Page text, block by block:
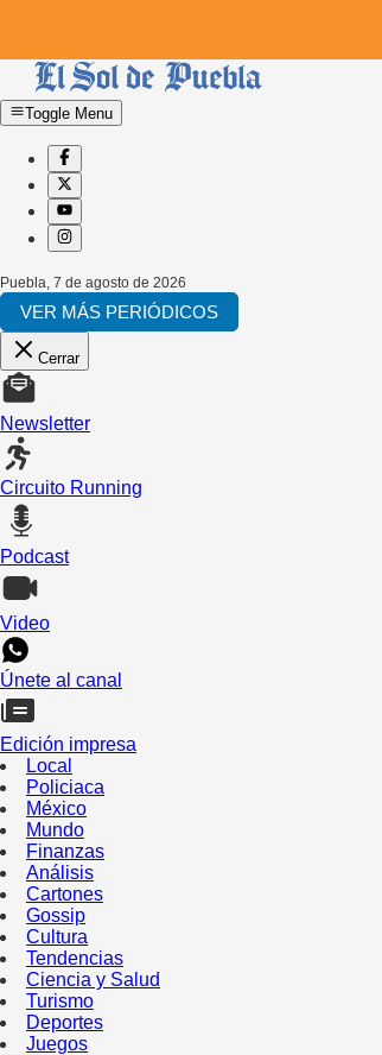
Toggle Menu
Puebla 7 de agosto de 2026
VER MÁS PERIÓDICOS
Cerrar
Newsletter
Circuito Running
Podcast
Video
Únete al canal
Edición impresa
Local
Policiaca
México
Mundo
Finanzas
Análisis
Cartones
Gossip
Cultura
Tendencias
Ciencia y Salud
Turismo
Deportes
Juegos